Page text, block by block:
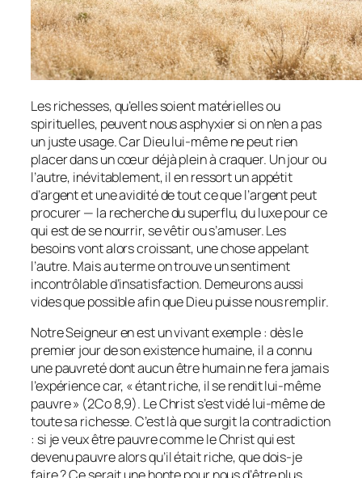
Les richesses, qu’elles soient matérielles ou
spirituelles, peuvent nous asphyxier si on n’en a pas
un juste usage. Car Dieu lui-même ne peut rien
placer dans un cœur déjà plein à craquer. Un jour ou
l’autre, inévitablement, il en ressort un appétit
d’argent et une avidité de tout ce que l’argent peut
procurer — la recherche du superflu, du luxe pour ce
qui est de se nourrir, se vêtir ou s’amuser. Les
besoins vont alors croissant, une chose appelant
l’autre. Mais au terme on trouve un sentiment
incontrôlable d’insatisfaction. Demeurons aussi
vides que possible afin que Dieu puisse nous remplir.
Notre Seigneur en est un vivant exemple : dès le
premier jour de son existence humaine, il a connu
une pauvreté dont aucun être humain ne fera jamais
l’expérience car, « étant riche, il se rendit lui-même
pauvre » (2Co 8,9). Le Christ s’est vidé lui-même de
toute sa richesse. C’est là que surgit la contradiction
: si je veux être pauvre comme le Christ qui est
devenu pauvre alors qu’il était riche, que dois-je